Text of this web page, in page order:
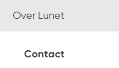
Over Lunet
Contact